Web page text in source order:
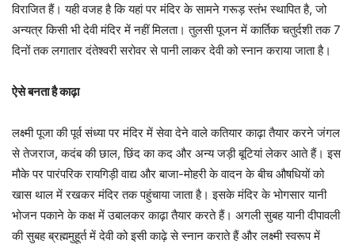
विराजित हैं। यही वजह है कि यहां पर मंदिर के सामने गरूड़ स्तंभ स्थापित है, जो
अन्यत्र किसी भी देवी मंदिर में नहीं मिलता। तुलसी पूजन में कार्तिक चतुर्दशी तक 7
दिनों तक लगातार दंतेश्वरी सरोवर से पानी लाकर देवी को स्नान कराया जाता है।
ऐसे बनता है काढ़ा
लक्ष्मी पूजा की पूर्व संध्या पर मंदिर में सेवा देने वाले कतियार काढ़ा तैयार करने जंगल
से तेजराज, कदंब की छाल, छिंद का कद और अन्य जड़ी बूटियां लेकर आते हैं। इस
मौके पर पारंपरिक रायगिड़ी वाद्य और बाजा-मोहरी के वादन के बीच औषधियों को
खास थाल में रखकर मंदिर तक पहुंचाया जाता है। इसके मंदिर के भोगसार यानी
भोजन पकाने के कक्ष में उबालकर काढ़ा तैयार करते हैं। अगली सुबह यानी दीपावली
की सुबह ब्रह्ममुहूर्त में देवी को इसी काढ़े से स्नान कराते हैं और लक्ष्मी स्वरूप में